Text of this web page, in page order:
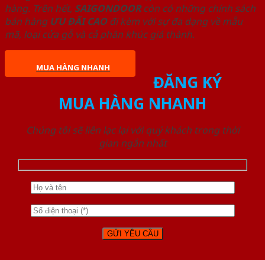
hàng. Trên hết, SAIGONDOORcòn có những chính sách
bán hàng ƯU ĐÃI CAOđi kèm với sự đa dạng về mẫu
mã, loại cửa gỗ và cả phân khúc giá thành.
MUA HÀNG NHANH
ĐĂNG KÝ
MUA HÀNG NHANH
Chúng tôi sẽ liên lạc lại với quý khách trong thời
gian ngắn nhất